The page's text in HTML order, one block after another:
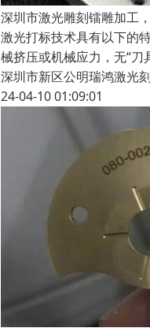
深圳市激光雕刻镭雕加工
激光打标技术具有以下的
械挤压或机械应力，无“
深圳市新区公明瑞鸿激光
24-04-10 01:09:01